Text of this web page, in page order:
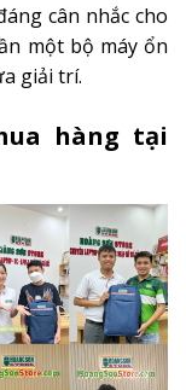
cân nhắc cho
một bộ máy ổn
giải trí.
hàng tại